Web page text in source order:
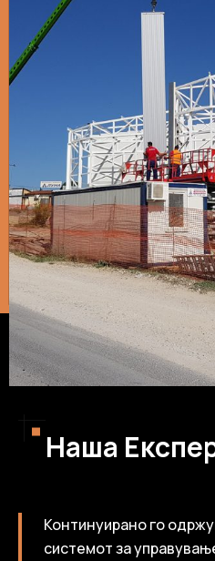
Наша
Континуирано го
системот за